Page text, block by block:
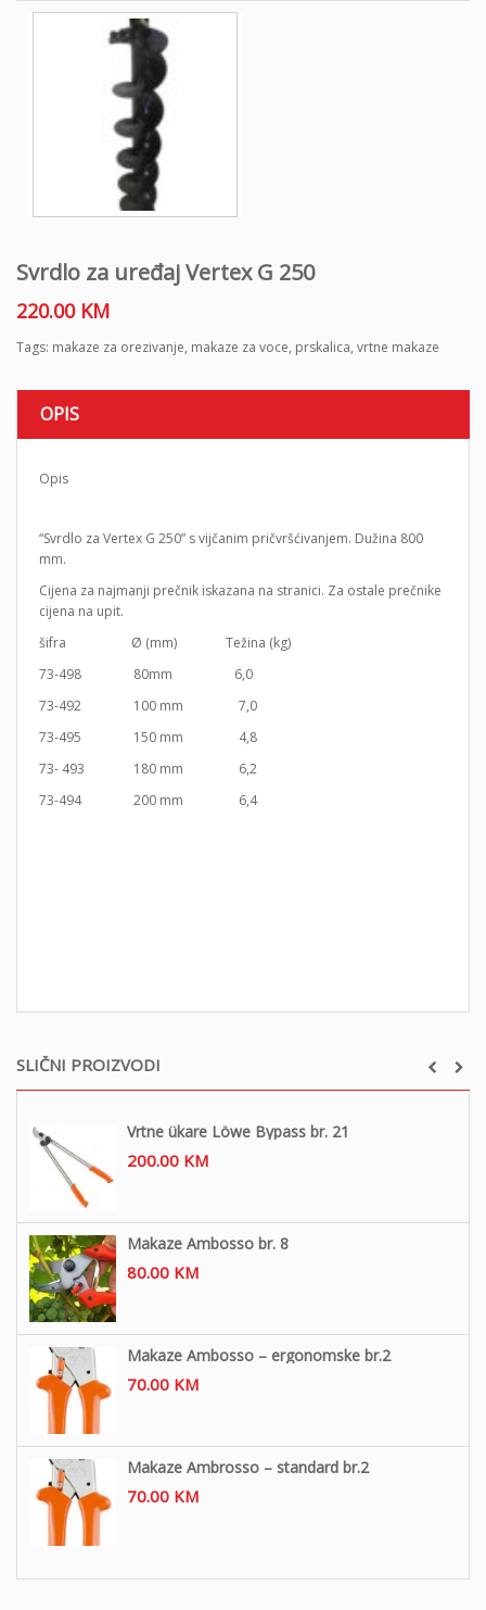
SLIČNI PROIZVODI
Vrtne ükare Löwe Bypass br. 21
200.00 KM
Makaze Ambosso br. 8
80.00 KM
Makaze Ambosso – ergonomske br.2
70.00 KM
Makaze Ambrosso – standard br.2
70.00 KM
Svrdlo za uređaj Vertex G 250
220.00 KM
Tags: makaze za orezivanje, makaze za voce, prskalica, vrtne makaze
OPIS
Opis
“Svrdlo za Vertex G 250” s vijčanim pričvršćivanjem. Dužina 800
mm.
Cijena za najmanji prečnik iskazana na stranici. Za ostale prečnike
cijena na upit.
šifra Ø (mm) Težina (kg)
73-498 80mm 6,0
73-492 100 mm 7,0
73-495 150 mm 4,8
73- 493 180 mm 6,2
73-494 200 mm 6,4